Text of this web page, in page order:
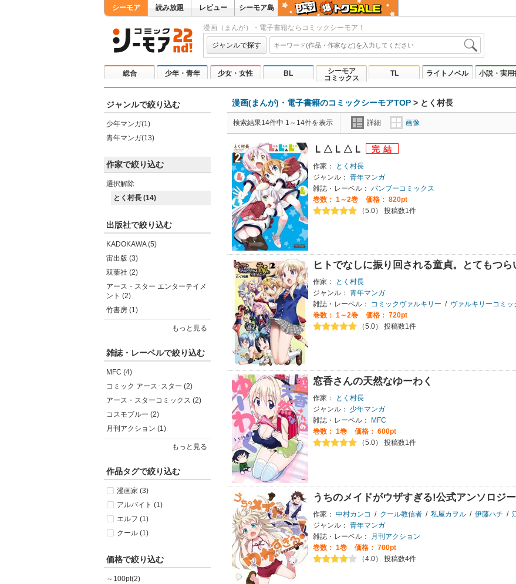
シーモア 読み放題 レビュー シーモア島
漫画（まんが）・電子書籍ならコミックシーモア！
ジャンルで探す
総合 少年・青年 少女・女性 BL
シーモア
コミックス
TL ライトノベル 小説・実用
ジャンルで絞り込む
少年マンガ(1)
青年マンガ(13)
作家で絞り込む
選択解除
とく村長 (14)
出版社で絞り込む
KADOKAWA (5)
宙出版 (3)
双葉社 (2)
アース・スター エンターテイメ
ント (2)
竹書房 (1)
もっと見る
雑誌・レーベルで絞り込む
MFC (4)
コミック アース･スター (2)
アース・スターコミックス (2)
コスモブルー (2)
月刊アクション (1)
もっと見る
作品タグで絞り込む
漫画家 (3)
アルバイト (1)
エルフ (1)
クール (1)
価格で絞り込む
～100pt(2)
漫画(まんが)・電子書籍のコミックシーモアTOP > とく村長
検索結果14件中 1～14件を表示 詳細 画像
Ｌ△Ｌ△Ｌ
作家：
とく村長
ジャンル： 青年マンガ
雑誌・レーベル： バンブーコミックス
巻数： 1～2巻
価格： 820pt
（5.0） 投稿数1件
ヒトでなしに振り回される童貞。とてもつら
作家：
とく村長
ジャンル： 青年マンガ
雑誌・レーベル：
コミックヴァルキリー / ヴァルキリーコミッ
巻数： 1～2巻
価格： 720pt
（5.0） 投稿数1件
窓香さんの天然なゆーわく
作家：
とく村長
ジャンル：
少年マンガ
雑誌・レーベル：
MFC
巻数： 1巻
価格： 600pt
（5.0） 投稿数1件
うちのメイドがウザすぎる!公式アンソロジー
作家： 中村カンコ / クール教信者 / 私屋カヲル / 伊藤ハチ /
ジャンル： 青年マンガ
雑誌・レーベル：
月刊アクション
巻数： 1巻
価格： 700pt
（4.0） 投稿数4件